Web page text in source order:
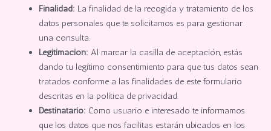
Finalidad: La finalidad de la recogida y tratamiento de los
datos personales que te solicitamos es para gestionar
una consulta.
Legitimación: Al marcar la casilla de aceptación, estás
dando tu legítimo consentimiento para que tus datos sean
tratados conforme a las finalidades de este formulario
descritas en la política de privacidad.
Destinatario: Como usuario e interesado te informamos
que los datos que nos facilitas estarán ubicados en los